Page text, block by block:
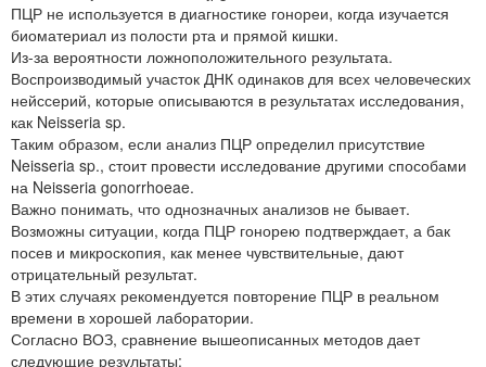
ПЦР не используется в диагностике гонореи, когда изучается
биоматериал из полости рта и прямой кишки.
Из-за вероятности ложноположительного результата.
Воспроизводимый участок ДНК одинаков для всех человеческих
нейссерий, которые описываются в результатах исследования,
как Neisseria sp.
Таким образом, если анализ ПЦР определил присутствие
Neisseria sp., стоит провести исследование другими способами
на Neisseria gonorrhoeae.
Важно понимать, что однозначных анализов не бывает.
Возможны ситуации, когда ПЦР гонорею подтверждает, а бак
посев и микроскопия, как менее чувствительные, дают
отрицательный результат.
В этих случаях рекомендуется повторение ПЦР в реальном
времени в хорошей лаборатории.
Согласно ВОЗ, сравнение вышеописанных методов дает
следующие результаты: